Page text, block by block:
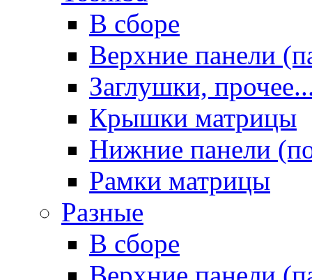
В сборе
Верхние панели
Заглушки,
Крышки матрицы
Нижние панели
Рамки матрицы
Разные
В сборе